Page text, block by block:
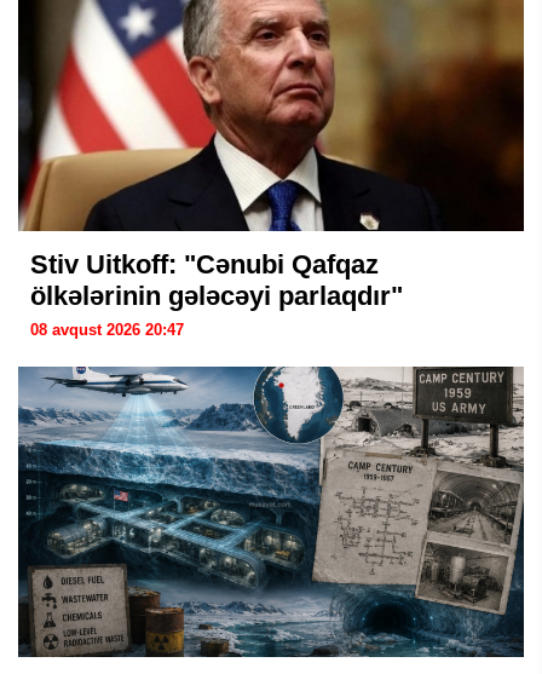
Stiv Uitkoff: "Cənubi Qafqaz
ölkələrinin gələcəyi parlaqdır"
08 avqust 2026 20:47